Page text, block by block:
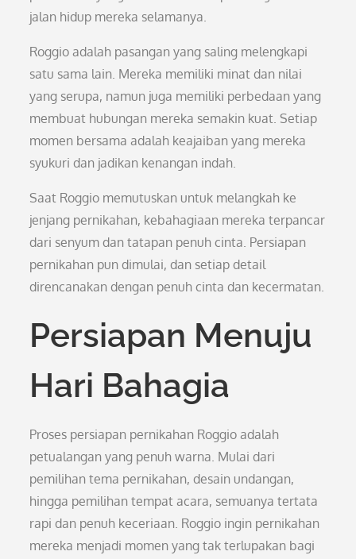
jalan hidup mereka selamanya.
Roggio adalah pasangan yang saling melengkapi
satu sama lain. Mereka memiliki minat dan nilai
yang serupa, namun juga memiliki perbedaan yang
membuat hubungan mereka semakin kuat. Setiap
momen bersama adalah keajaiban yang mereka
syukuri dan jadikan kenangan indah.
Saat Roggio memutuskan untuk melangkah ke
jenjang pernikahan, kebahagiaan mereka terpancar
dari senyum dan tatapan penuh cinta. Persiapan
pernikahan pun dimulai, dan setiap detail
direncanakan dengan penuh cinta dan kecermatan.
Persiapan Menuju
Hari Bahagia
Proses persiapan pernikahan Roggio adalah
petualangan yang penuh warna. Mulai dari
pemilihan tema pernikahan, desain undangan,
hingga pemilihan tempat acara, semuanya tertata
rapi dan penuh keceriaan. Roggio ingin pernikahan
mereka menjadi momen yang tak terlupakan bagi